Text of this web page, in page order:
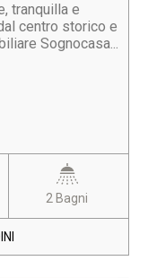
tranquilla e
centro storico e
Sognocasa...
2 Bagni